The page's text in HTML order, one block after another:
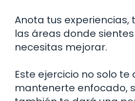
Anota tus experiencias,
las áreas donde
necesitas mejorar.
Este ejercicio no solo te
mantenerte enfocado,